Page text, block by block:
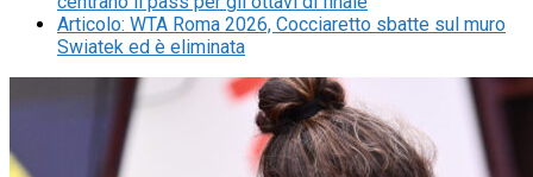
Articolo: WTA Roma 2026, Cocciaretto sbatte sul muro
Swiatek ed è eliminata